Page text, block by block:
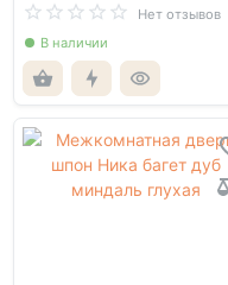
Нет отзывов
В наличии